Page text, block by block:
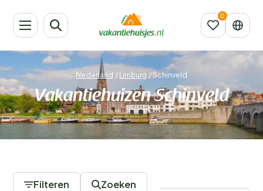
Nederland / Limburg / Schinveld
Vakantiehuizen Schinveld
Filteren Zoeken